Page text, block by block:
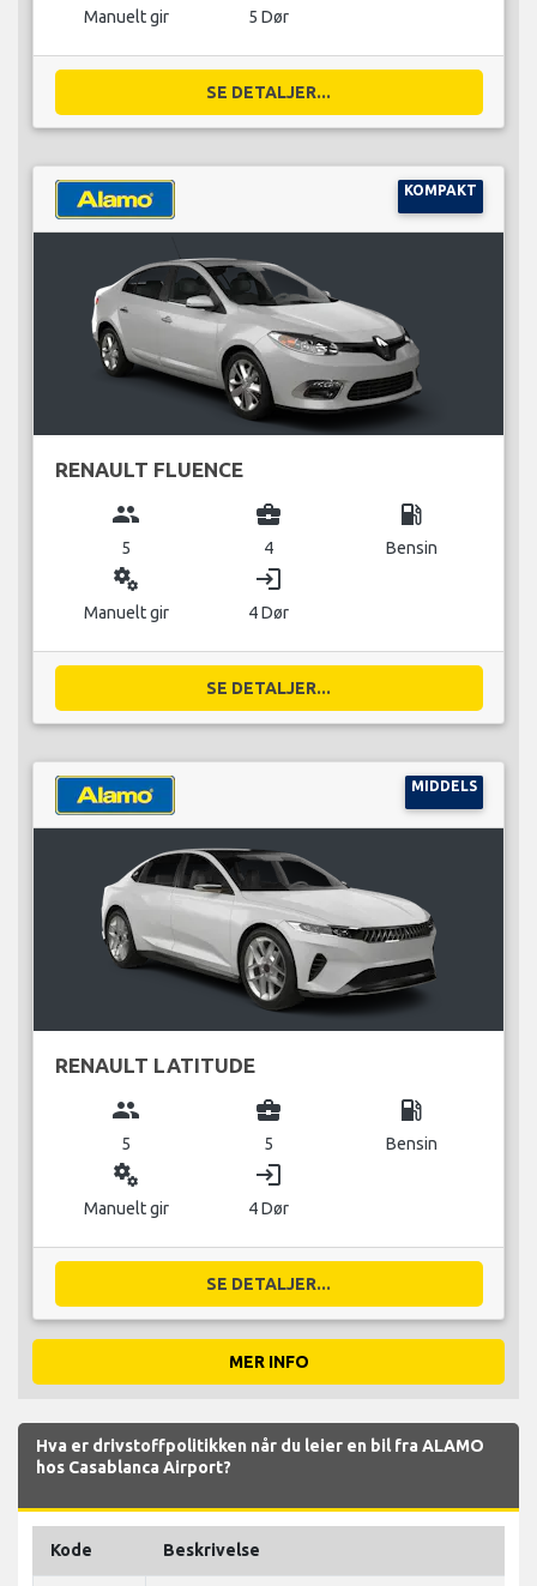
Manuelt gir 5 Dør
SE DETALJER...
KOMPAKT
RENAULT FLUENCE
group
5
business_center
4
local_gas_station
Bensin
miscellaneous_services
Manuelt gir
login
4 Dør
SE DETALJER...
MIDDELS
RENAULT LATITUDE
group
5
business_center
5
local_gas_station
Bensin
miscellaneous_services
Manuelt gir
login
4 Dør
SE DETALJER...
MER INFO
Hva er drivstoffpolitikken når du leier en bil fra ALAMO
hos Casablanca Airport?
Kode Beskrivelse